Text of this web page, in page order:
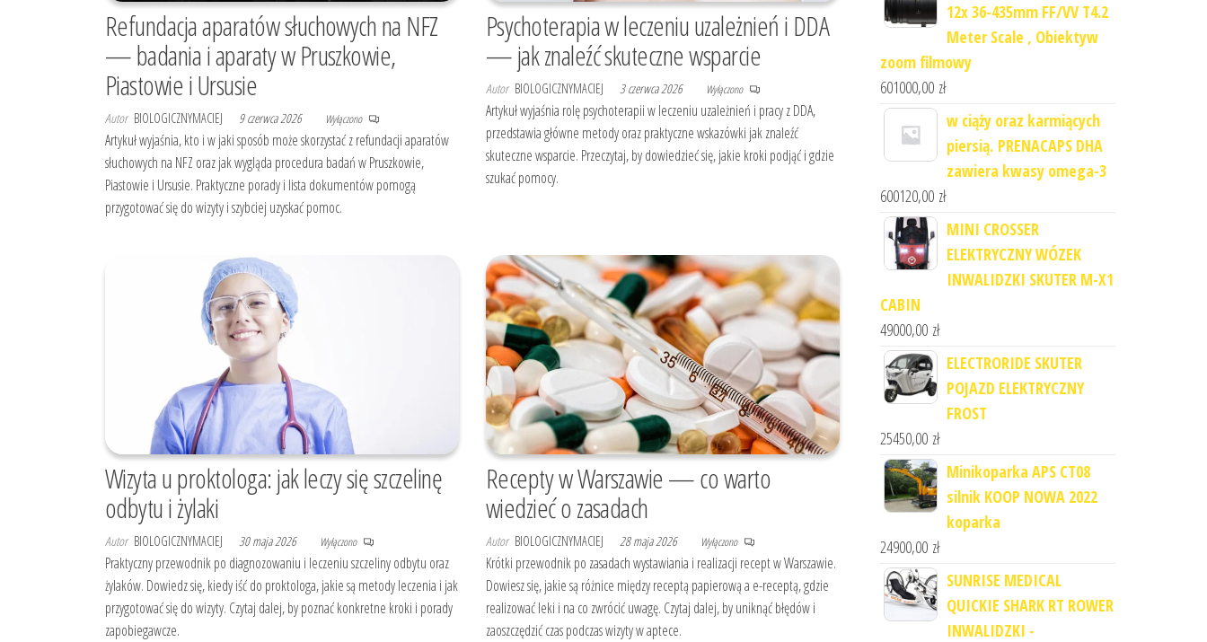
Refundacja aparatów słuchowych na NFZ
— badania i aparaty w Pruszkowie,
Piastowie i Ursusie
Autor BIOLOGICZNYMACIEJ 9 czerwca 2026 Wyłączono
Artykuł wyjaśnia, kto i w jaki sposób może skorzystać z refundacji aparatów
słuchowych na NFZ oraz jak wygląda procedura badań w Pruszkowie,
Piastowie i Ursusie. Praktyczne porady i lista dokumentów pomogą
przygotować się do wizyty i szybciej uzyskać pomoc.
Psychoterapia w leczeniu uzależnień i DDA
— jak znaleźć skuteczne wsparcie
Autor BIOLOGICZNYMACIEJ 3 czerwca 2026 Wyłączono
Artykuł wyjaśnia rolę psychoterapii w leczeniu uzależnień i pracy z DDA,
przedstawia główne metody oraz praktyczne wskazówki jak znaleźć
skuteczne wsparcie. Przeczytaj, by dowiedzieć się, jakie kroki podjąć i gdzie
szukać pomocy.
Wizyta u proktologa: jak leczy się szczelinę
odbytu i żylaki
Autor BIOLOGICZNYMACIEJ 30 maja 2026 Wyłączono
Praktyczny przewodnik po diagnozowaniu i leczeniu szczeliny odbytu oraz
żylaków. Dowiedz się, kiedy iść do proktologa, jakie są metody leczenia i jak
przygotować się do wizyty. Czytaj dalej, by poznać konkretne kroki i porady
zapobiegawcze.
Recepty w Warszawie — co warto
wiedzieć o zasadach
Autor BIOLOGICZNYMACIEJ 28 maja 2026 Wyłączono
Krótki przewodnik po zasadach wystawiania i realizacji recept w Warszawie.
Dowiesz się, jakie są różnice między receptą papierową a e-receptą, gdzie
realizować leki i na co zwrócić uwagę. Czytaj dalej, by uniknąć błędów i
zaoszczędzić czas podczas wizyty w aptece.
12x 36-435mm FF/VV T4.2
Meter Scale , Obiektyw
zoom filmowy
601000,00 zł
w ciąży oraz karmiących
piersią. PRENACAPS DHA
zawiera kwasy omega-3
600120,00 zł
MINI CROSSER
ELEKTRYCZNY WÓZEK
INWALIDZKI SKUTER M-X1
CABIN
49000,00 zł
ELECTRORIDE SKUTER
POJAZD ELEKTRYCZNY
FROST
25450,00 zł
Minikoparka APS CT08
silnik KOOP NOWA 2022
koparka
24900,00 zł
SUNRISE MEDICAL
QUICKIE SHARK RT ROWER
INWALIDZKI -